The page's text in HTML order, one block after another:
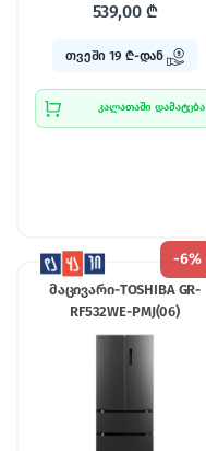
539,00 ₾
თვეში 19 ₾-დან
კალათაში დამატება
-6%
მაცივარი-TOSHIBA GR-
RF532WE-PMJ(06)